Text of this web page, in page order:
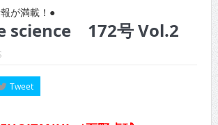
290号
289号
287号
が満載！●
science 172号 Vol.2
Tweet